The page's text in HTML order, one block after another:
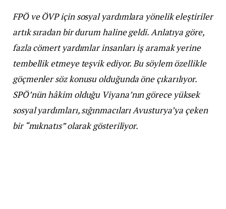
FPÖ ve ÖVP için sosyal yardımlara yönelik eleştiriler
artık sıradan bir durum haline geldi. Anlatıya göre,
fazla cömert yardımlar insanları iş aramak yerine
tembellik etmeye teşvik ediyor. Bu söylem özellikle
göçmenler söz konusu olduğunda öne çıkarılıyor.
SPÖ’nün hâkim olduğu Viyana’nın görece yüksek
sosyal yardımları, sığınmacıları Avusturya’ya çeken
bir “mıknatıs” olarak gösteriliyor.